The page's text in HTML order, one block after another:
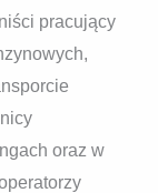
pracujący
oraz w